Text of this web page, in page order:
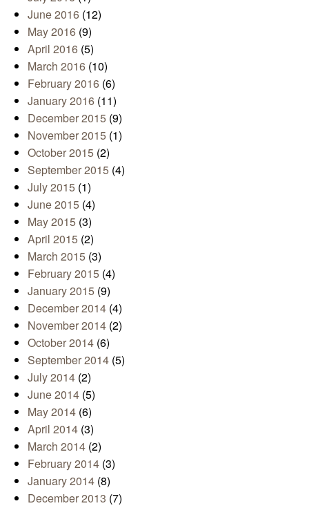
June 2016 (12)
May 2016 (9)
April 2016 (5)
March 2016 (10)
February 2016 (6)
January 2016 (11)
December 2015 (9)
November 2015 (1)
October 2015 (2)
September 2015 (4)
July 2015 (1)
June 2015 (4)
May 2015 (3)
April 2015 (2)
March 2015 (3)
February 2015 (4)
January 2015 (9)
December 2014 (4)
November 2014 (2)
October 2014 (6)
September 2014 (5)
July 2014 (2)
June 2014 (5)
May 2014 (6)
April 2014 (3)
March 2014 (2)
February 2014 (3)
January 2014 (8)
December 2013 (7)